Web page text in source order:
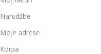
Narudžbe
Moje adrese
Korpa